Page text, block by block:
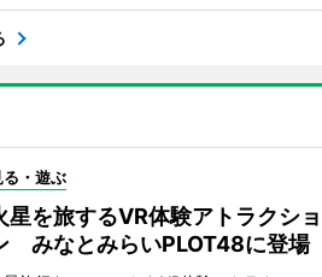
る・遊ぶ
星を旅するVR体験アトラクショ
みなとみらいPLOT48に登場